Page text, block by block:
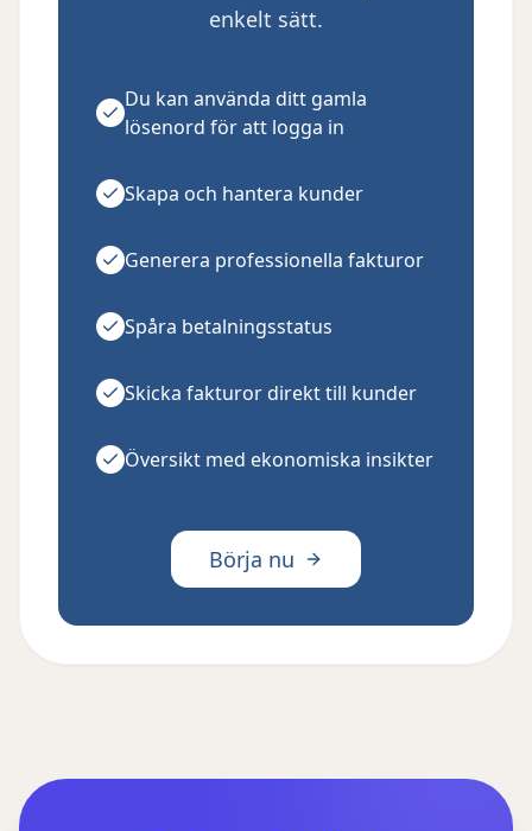
enkelt sätt.
Du kan använda ditt gamla
lösenord för att logga in
Skapa och hantera kunder
Generera professionella fakturor
Spåra betalningsstatus
Skicka fakturor direkt till kunder
Översikt med ekonomiska insikter
Börja nu